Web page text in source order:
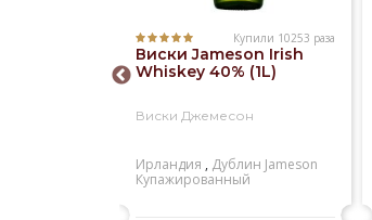
Купили 10253 раза
Виски Jameson Irish
Whiskey 40% (1L)
Виски Джемесон
Ирландия , Дублин Jameson
Купажированный